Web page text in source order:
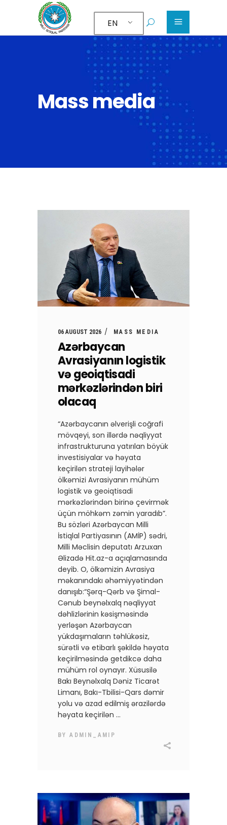
EN
Mass media
06 AUGUST 2026 MASS MEDIA
Azərbaycan
Avrasiyanın logistik
və geoiqtisadi
mərkəzlərindən biri
olacaq
“Azərbaycanın əlverişli coğrafi
mövqeyi, son illərdə nəqliyyat
infrastrukturuna yatırılan böyük
investisiyalar və həyata
keçirilən strateji layihələr
ölkəmizi Avrasiyanın mühüm
logistik və geoiqtisadi
mərkəzlərindən birinə çevirmək
üçün möhkəm zəmin yaradıb”.
Bu sözləri Azərbaycan Milli
İstiqlal Partiyasının (AMİP) sədri,
Milli Məclisin deputatı Arzuxan
Əlizadə Hit.az-a açıqlamasında
deyib. O, ölkəmizin Avrasiya
məkanındakı əhəmiyyətindən
danışıb:“Şərq-Qərb və Şimal-
Cənub beynəlxalq nəqliyyat
dəhlizlərinin kəsişməsində
yerləşən Azərbaycan
yükdaşımaların təhlükəsiz,
sürətli və etibarlı şəkildə həyata
keçirilməsində getdikcə daha
mühüm rol oynayır. Xüsusilə
Bakı Beynəlxalq Dəniz Ticarət
Limanı, Bakı-Tbilisi-Qars dəmir
yolu və azad edilmiş ərazilərdə
həyata keçirilən
BYADMIN_AMIP